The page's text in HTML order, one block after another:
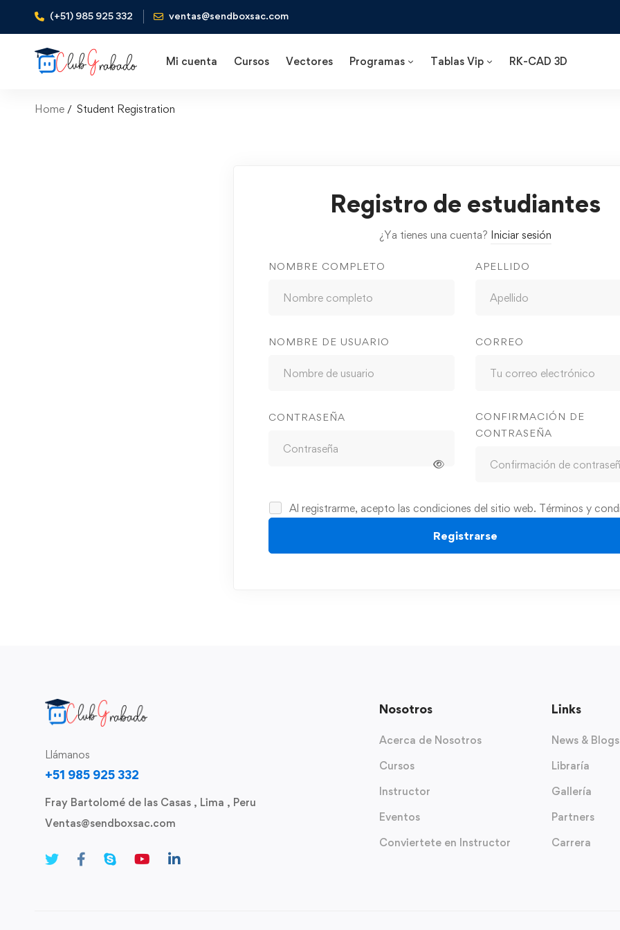
(+51) 985 925 332 ventas@sendboxsac.com
Mi cuenta Cursos Vectores Programas Tablas Vip RK-CAD 3D
Home Student Registration
Registro de estudiantes
¿Ya tienes una cuenta? Iniciar sesión
NOMBRE COMPLETO APELLIDO
NOMBRE DE USUARIO CORREO
CONTRASEÑA
CONFIRMACIÓN DE
CONTRASEÑA
Al registrarme, acepto las condiciones del sitio web. Términos y
Registrarse
Llámanos
+51 985 925 332
Fray Bartolomé de las Casas , Lima , Peru
Ventas@sendboxsac.com
Nosotros
Acerca de Nosotros
Cursos
Instructor
Eventos
Conviertete en Instructor
Links
News & Blogs
Libraría
Gallería
Partners
Carrera